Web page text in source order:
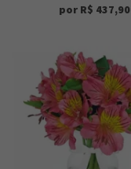
por R$ 437,90